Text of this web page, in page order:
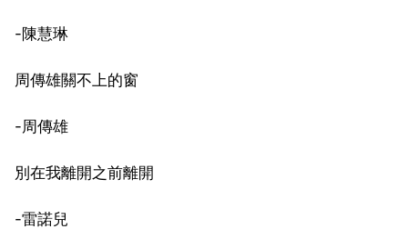
-陳慧琳
周傳雄關不上的窗
-周傳雄
別在我離開之前離開
-雷諾兒